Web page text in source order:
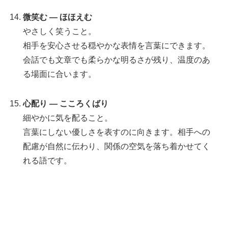
微笑む — ほほえむ
やさしく笑うこと。
相手を安心させる穏やかな表情を言葉にできます。
会話でも文章でも柔らかな明るさが残り、温度のあ
る場面に合います。
心配り — こころくばり
細やかに気を配ること。
言葉にしない優しさを表すのに向きます。相手への
配慮が自然に伝わり、関係の空気を落ち着かせてく
れる語です。